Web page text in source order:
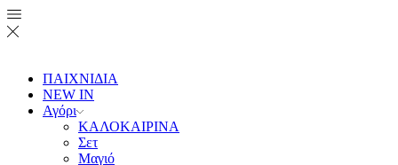
ΠΑΙΧΝΙΔΙΑ
NEW IN
Αγόρι
ΚΑΛΟΚΑΙΡΙΝΑ
Σετ
Μαγιό